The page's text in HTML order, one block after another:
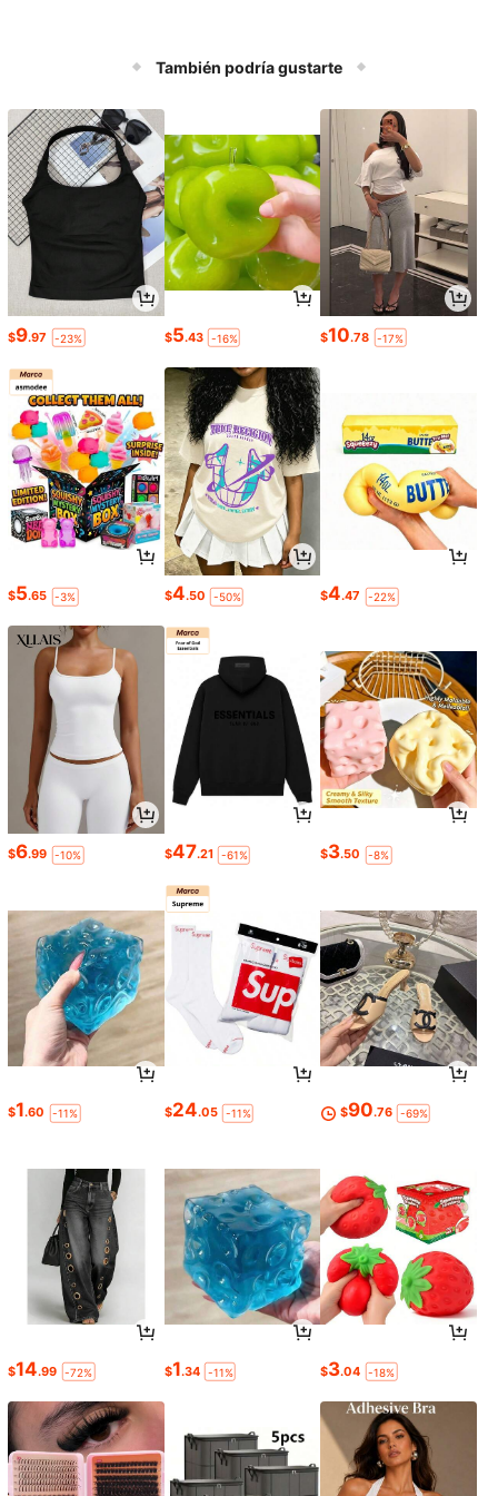
También podría gustarte
$9.97 -23% $5.43 -16% $10.78 -17%
$5.65 -3% $4.50 -50% $4.47 -22%
$6.99 -10% $47.21 -61% $3.50 -8%
$1.60 -11% $24.05 -11% $90.76 -69%
$14.99 -72% $1.34 -11% $3.04 -18%